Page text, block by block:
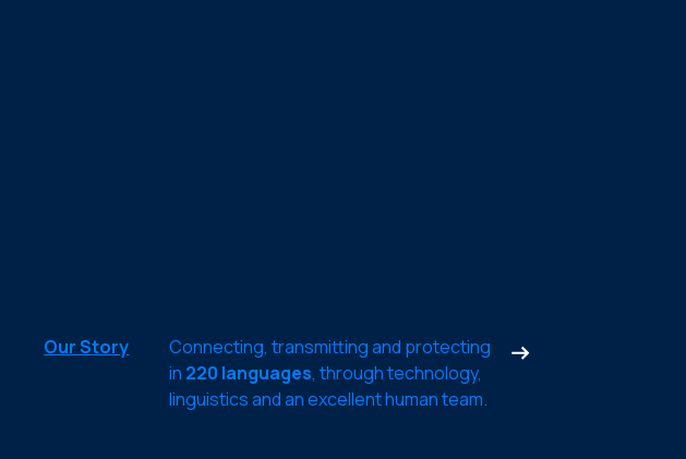
Our Story
Connecting, transmitting and protecting
in 220 languages, through technology,
linguistics and an excellent human team.